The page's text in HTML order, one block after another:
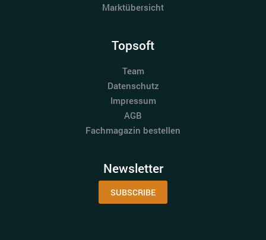
Marktübersicht
Topsoft
Team
Datenschutz
Impressum
AGB
Fachmagazin bestellen
Newsletter
SUBSCRIBE